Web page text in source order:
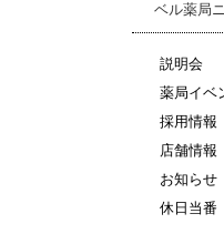
ベル薬局
説明会
薬局イベ
採用情報
店舗情報
お知らせ
休日当番